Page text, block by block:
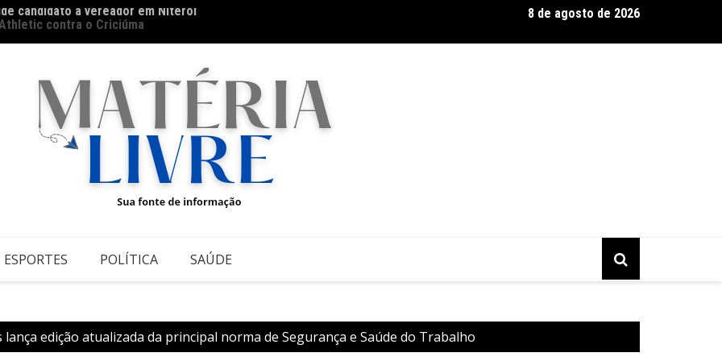
contra o Criciúma
Thiago Silva se destaca como expert em extensão capilar e aposta na
8 de agosto de 2026
ESPORTES POLÍTICA SAÚDE
lança edição atualizada da principal norma de Segurança e Saúde do Trabalho